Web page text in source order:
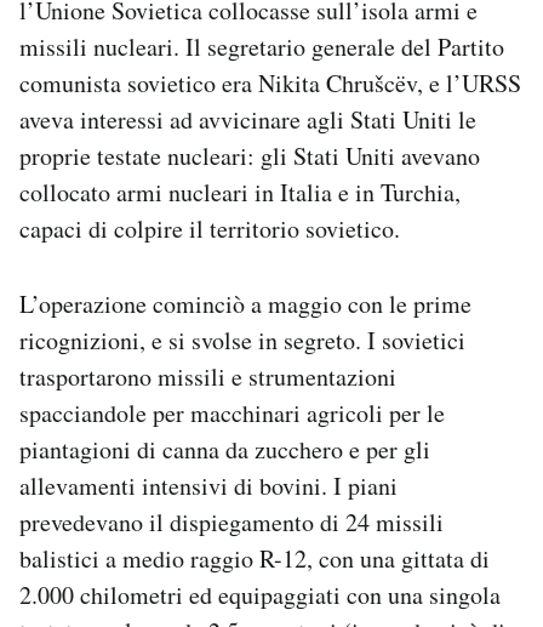
l’Unione Sovietica collocasse sull’isola armi e
missili nucleari. Il segretario generale del Partito
comunista sovietico era Nikita Chrušcëv, e l’URSS
aveva interessi ad avvicinare agli Stati Uniti le
proprie testate nucleari: gli Stati Uniti avevano
collocato armi nucleari in Italia e in Turchia,
capaci di colpire il territorio sovietico.
L’operazione cominciò a maggio con le prime
ricognizioni, e si svolse in segreto. I sovietici
trasportarono missili e strumentazioni
spacciandole per macchinari agricoli per le
piantagioni di canna da zucchero e per gli
allevamenti intensivi di bovini. I piani
prevedevano il dispiegamento di 24 missili
balistici a medio raggio R-12, con una gittata di
2.000 chilometri ed equipaggiati con una singola